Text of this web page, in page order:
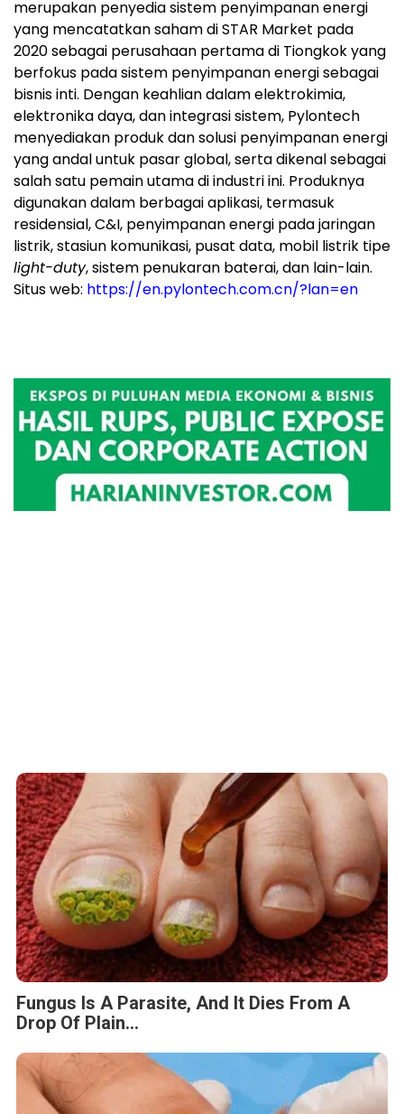
merupakan penyedia sistem penyimpanan energi
yang mencatatkan saham di STAR Market pada
2020 sebagai perusahaan pertama di Tiongkok yang
berfokus pada sistem penyimpanan energi sebagai
bisnis inti. Dengan keahlian dalam elektrokimia,
elektronika daya, dan integrasi sistem, Pylontech
menyediakan produk dan solusi penyimpanan energi
yang andal untuk pasar global, serta dikenal sebagai
salah satu pemain utama di industri ini. Produknya
digunakan dalam berbagai aplikasi, termasuk
residensial, C&I, penyimpanan energi pada jaringan
listrik, stasiun komunikasi, pusat data, mobil listrik tipe
light-duty, sistem penukaran baterai, dan lain-lain.
Situs web: https://en.pylontech.com.cn/?lan=en
Fungus Is A Parasite, And It Dies From A
Drop Of Plain...